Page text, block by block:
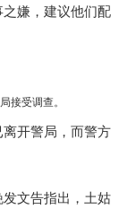
嫌，建议他们配
接受调查。
开警局，而警方
文告指出，土姑